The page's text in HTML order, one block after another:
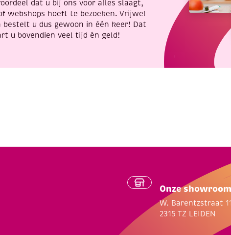
dat u bij ons voor alles slaagt,
webshops hoeft te bezoeken. Vrijwel
u dus gewoon in één keer! Dat
u bovendien veel tijd én geld!
Onze showroom
W. Barentzstraat
2315 TZ LEIDEN